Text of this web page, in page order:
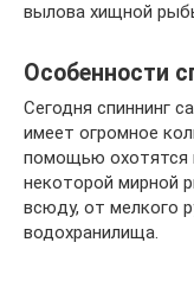
вылова хищной
Особенности
Сегодня спиннинг
имеет огромное
помощью охотятся
некоторой мирной
всюду, от мелкого
водохранилища.